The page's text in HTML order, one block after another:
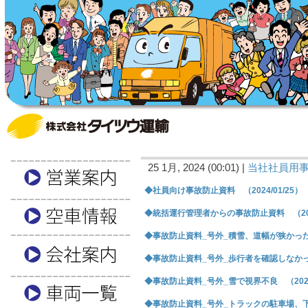
25 1月, 2024 (00:01) | 当社社員用
◆社員向け事故防止資料 （2024/01/25）
◆統括運行管理者からの事故防止資料 （
◆事故防止資料_号外_積雪、道幅が狭か
◆事故防止資料_号外_歩行者を確認しな
◆事故防止資料_号外_雪で視界不良 （
◆事故防止資料_号外_トラックの駐車場